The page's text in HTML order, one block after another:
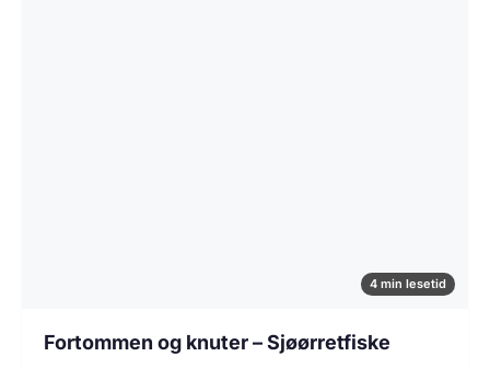
4 min lesetid
Fortommen og knuter – Sjøørretfiske